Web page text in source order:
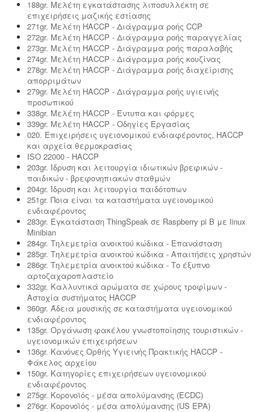
188gr. Μελέτη εγκατάστασης λιποσυλλέκτη σε
επιχειρήσεις μαζικής εστίασης
271gr. Μελέτη HACCP - Διάγραμμα ροής CCP
272gr. Μελέτη HACCP - Διάγραμμα ροής παραγγελίας
273gr. Μελέτη HACCP - Διάγραμμα ροής παραλαβής
274gr. Μελέτη HACCP - Διάγραμμα ροής κουζίνας
278gr. Μελέτη HACCP - Διάγραμμα ροής διαχείρισης
απορριμάτων
279gr. Μελέτη HACCP - Διάγραμμα ροής υγιεινής
προσωπικού
338gr. Μελέτη HACCP - Έντυπα και φόρμες
339gr. Μελέτη HACCP - Οδηγίες Εργασίας
020. Επιχειρήσεις υγειονομικού ενδιαφέροντος, HACCP
και αρχεία θερμοκρασίας
ISO 22000 - HACCP
203gr. Ίδρυση και λειτουργία ιδιωτικών βρεφικών -
παιδικών - βρεφονηπιακών σταθμών
204gr. Ίδρυση και λειτουργία παιδότοπων
251gr. Ποια είναι τα καταστήματα υγειονομικού
ενδιαφέροντος
283gr. Εγκατάσταση ThingSpeak σε Raspberry pi B με linux
Minibian
284gr. Τηλεμετρία ανοικτού κώδικα - Επανάσταση
285gr. Τηλεμετρία ανοικτού κώδικα - Απαιτήσεις χρηστών
286gr. Τηλεμετρία ανοικτού κώδικα - Το έξυπνο
αρτοζαχαροπλαστείο
332gr. Καλλυντικά αρώματα σε χώρους τροφίμων -
Αστοχία συστήματος HACCP
360gr. Άδεια μουσικής σε καταστήματα υγειονομικού
ενδιαφέροντος
135gr. Οργάνωση φακέλου γνωστοποίησης τουριστικών -
υγειονομικών επιχειρήσεων
136gr. Κανόνες Ορθής Υγιεινής Πρακτικής HACCP -
Φάκελος αρχείου
150gr. Κατηγορίες επιχειρήσεων υγειονομικού
ενδιαφέροντος
275gr. Κορονοϊός - μέσα απολύμανσης (ECDC)
276gr. Κορονοϊός - μέσα απολύμανσης (US EPA)